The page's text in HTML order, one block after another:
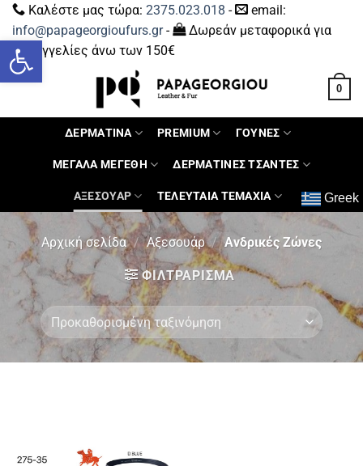
Ανοίξτε τη γραμμή εργαλείων
Καλέστε μας τώρα: 2375.023.018 -
email:
info@papageorgioufurs.gr-
Δωρεάν μεταφορικά για
παραγγελίες άνω των 150€
0
ΔΕΡΜΑΤΙΝΑ PREMIUM ΓΟΥΝΕΣ
ΜΕΓΑΛΑ ΜΕΓΕΘΗ ΔΕΡΜΑΤΙΝΕΣ ΤΣΑΝΤΕΣ
ΑΞΕΣΟΥΑΡ ΤΕΛΕΥΤΑΙΑ ΤΕΜΑΧΙΑ Greek
Αρχική σελίδα / Αξεσουάρ / Ανδρικές Ζώνες
ΦΙΛΤΡΆΡΙΣΜΑ